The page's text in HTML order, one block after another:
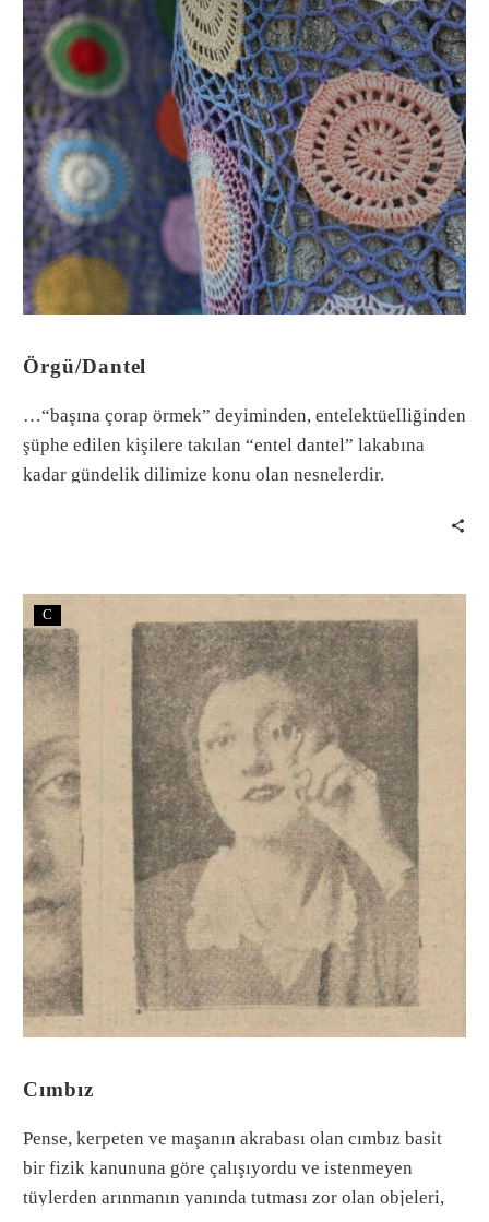
Örgü/Dantel
…“başına çorap örmek” deyiminden, entelektüelliğinden
şüphe edilen kişilere takılan “entel dantel” lakabına
kadar gündelik dilimize konu olan nesnelerdir.
C
Cımbız
Pense, kerpeten ve maşanın akrabası olan cımbız basit
bir fizik kanununa göre çalışıyordu ve istenmeyen
tüylerden arınmanın yanında tutması zor olan objeleri,